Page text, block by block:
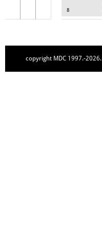
8
copyright MDC 1997.-2026.